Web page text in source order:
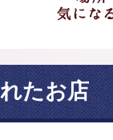
たお店